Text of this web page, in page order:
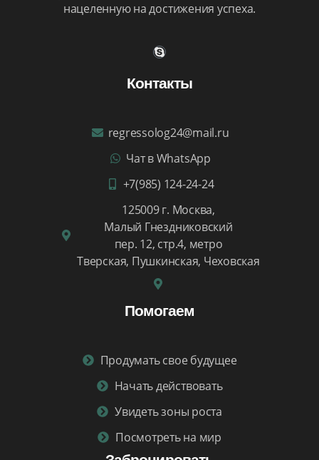
нацеленную на достижения успеха.
Контакты
regressolog24@mail.ru
Чат в WhatsApp
+7(985) 124-24-24
125009 г. Москва,
Малый Гнездниковский
пер. 12, стр.4, метро
Тверская, Пушкинская, Чеховская
Помогаем
Продумать свое будущее
Начать действовать
Увидеть зоны роста
Посмотреть на мир